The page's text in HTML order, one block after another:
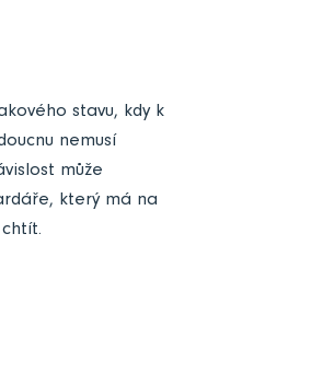
stavu, kdy k
nemusí
může
který má na